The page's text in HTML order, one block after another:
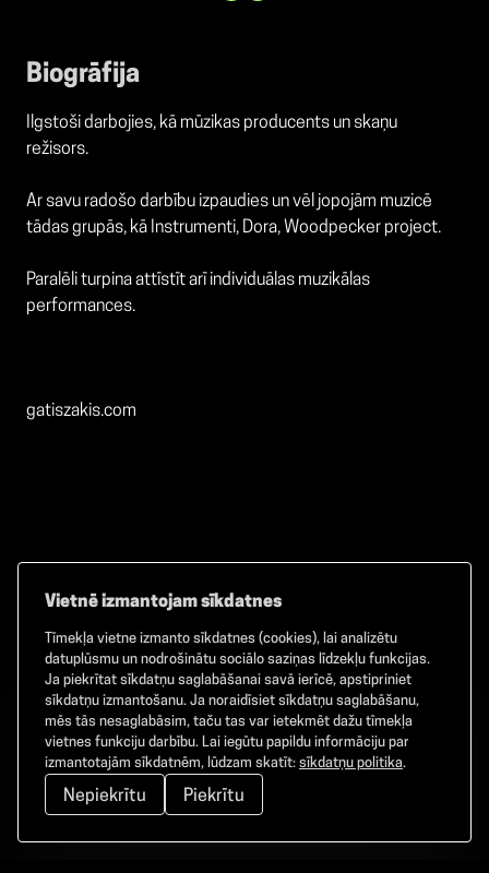
Biogrāfija
Ilgstoši darbojies, kā mūzikas producents un skaņu
režisors.
Ar savu radošo darbību izpaudies un vēl jopojām muzicē
tādas grupās, kā Instrumenti, Dora, Woodpecker project.
Paralēli turpina attīstīt arī individuālas muzikālas
performances.
gatiszakis.com
Facebook TikTok Instagram
©2026GAMMA. Visas tiesības aizsargātas.
Vietnē izmantojam sīkdatnes
Tīmekļa vietne izmanto sīkdatnes (cookies), lai analizētu
datuplūsmu un nodrošinātu sociālo saziņas līdzekļu funkcijas.
Ja piekrītat sīkdatņu saglabāšanai savā ierīcē, apstipriniet
sīkdatņu izmantošanu. Ja noraidīsiet sīkdatņu saglabāšanu,
mēs tās nesaglabāsim, taču tas var ietekmēt dažu tīmekļa
vietnes funkciju darbību. Lai iegūtu papildu informāciju par
izmantotajām sīkdatnēm, lūdzam skatīt: sīkdatņu politika.
Nepiekrītu Piekrītu